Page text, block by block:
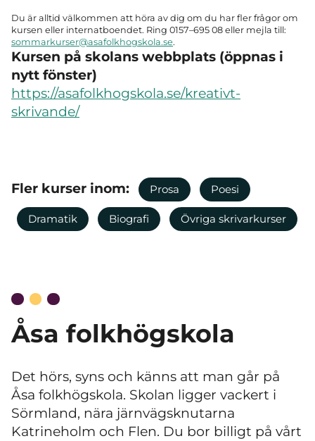
Du är alltid välkommen att höra av dig om du har fler frågor om
kursen eller internatboendet. Ring 0157–695 08 eller mejla till:
sommarkurser@asafolkhogskola.se.
Kursen på skolans webbplats (öppnas i
nytt fönster)
https://asafolkhogskola.se/kreativt-
skrivande/
Fler kurser inom: Prosa Poesi
Dramatik Biografi Övriga skrivarkurser
Åsa folkhögskola
Det hörs, syns och känns att man går på
Åsa folkhögskola. Skolan ligger vackert i
Sörmland, nära järnvägsknutarna
Katrineholm och Flen. Du bor billigt på vårt